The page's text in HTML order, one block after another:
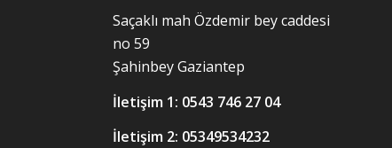
Saçaklı mah Özdemir bey caddesi
no 59
Şahinbey Gaziantep
İletişim 1: 0543 746 27 04
İletişim 2: 05349534232